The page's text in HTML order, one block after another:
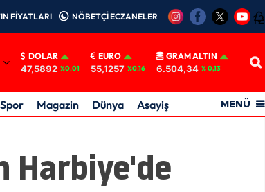
FİYATLARI NÖBETÇİ ECZANELER 12
DOLAR
47,5892 %0.01
EURO
55,1257 %0.16
GRAM ALTIN
6.504,34 % 0,13
Spor Magazin Dünya Asayiş MENÜ
Harbiye'de